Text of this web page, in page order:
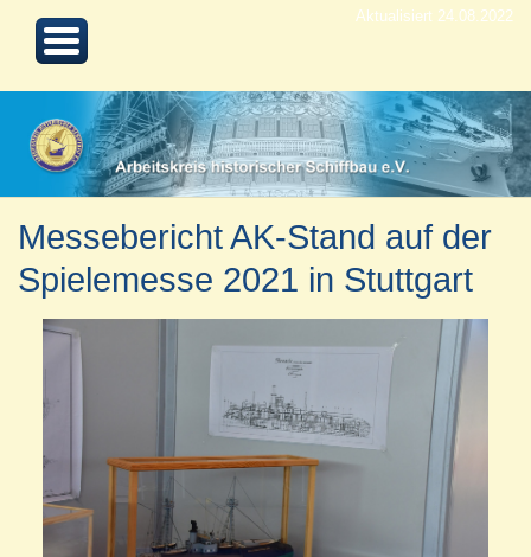
Aktualisiert 24.08.2022
Messebericht AK-Stand auf der
Spielemesse 2021 in Stuttgart